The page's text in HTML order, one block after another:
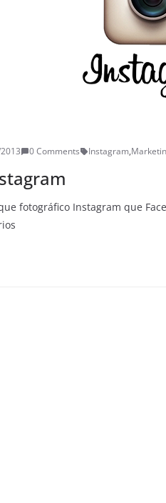
0 Comments Instagram,
fotográfico Instagram que